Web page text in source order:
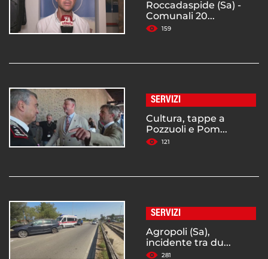
Roccadaspide (Sa) -
Comunali 20...
159
SERVIZI
Cultura, tappe a
Pozzuoli e Pom...
121
SERVIZI
Agropoli (Sa),
incidente tra du...
281